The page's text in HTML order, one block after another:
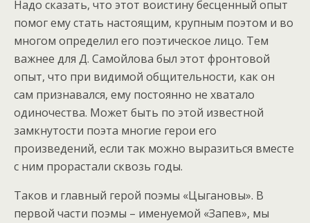
Надо сказать, что этот воистину бесценный опыт
помог ему стать настоящим, крупным поэтом и во
многом определил его поэтическое лицо. Тем
важнее для Д. Самойлова был этот фронтовой
опыт, что при видимой общительности, как он
сам признавался, ему постоянно не хватало
одиночества. Может быть по этой известной
замкнутости поэта многие герои его
произведений, если так можно выразиться вместе
с ним прорастали сквозь годы.
Таков и главный герой поэмы «Цыгановы». В
первой части поэмы – именуемой «Запев», мы